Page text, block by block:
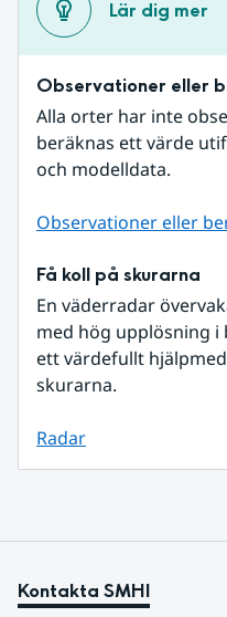
Lär dig mer
Observationer eller
Alla orter har inte
beräknas ett värde
och modelldata.
Observationer eller
Få koll på skurarna
En väderradar
med hög upplösning i
ett värdefullt
skurarna.
Radar
Kontakta SMHI